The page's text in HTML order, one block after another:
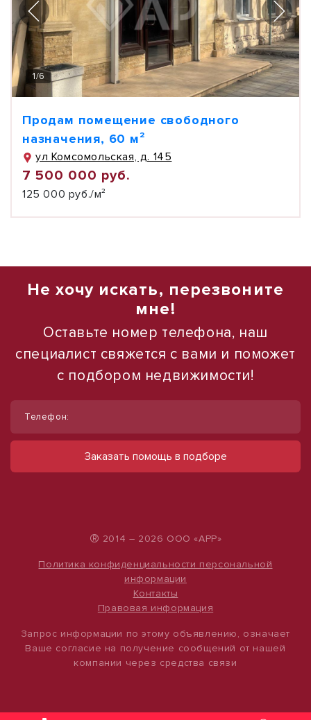
1/6
Продам помещение свободного
назначения, 60 м²
ул Комсомольская, д. 145
7 500 000 руб.
125 000 руб./м²
Не хочу искать, перезвоните
мне!
Оставьте номер телефона, наш
специалист свяжется с вами и поможет
с подбором недвижимости!
Телефон:
Заказать помощь в подборе
® 2014 – 2026 ООО «АРР»
Политика конфиденциальности персональной
информации
Контакты
Правовая информация
Запрос информации по этому объявлению, означает
Ваше согласие на получение сообщений от нашей
компании через средства связи